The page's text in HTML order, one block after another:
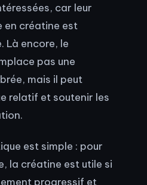
car leur
en créatine est
Là encore, le
pas une
mais il peut
relatif et soutenir les
est simple : pour
la créatine est utile si
progressif et